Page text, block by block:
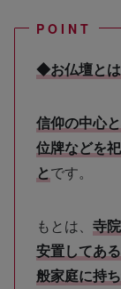
◆お仏壇とは
信仰の中心
位牌などを
とです。
もとは、 寺
安置してあ
般家庭に持